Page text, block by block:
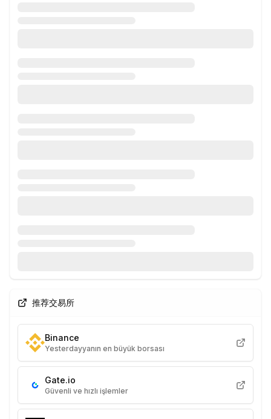
推荐交易所
Binance
Yesterdayyanın en büyük borsası
Gate.io
Güvenli ve hızlı işlemler